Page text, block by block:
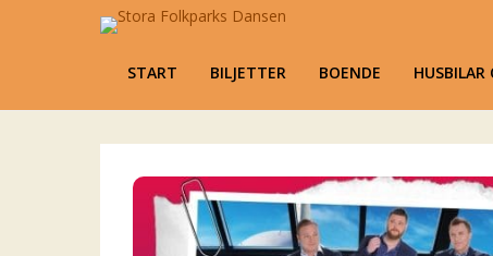
Primary Menu
Skip to content
START BILJETTER BOENDE HUSBILAR